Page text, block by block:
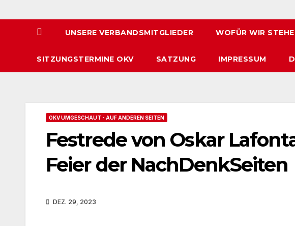
UNSERE VERBANDSMITGLIEDER WOFÜR WIR
SITZUNGSTERMINE OKV SATZUNG IMPRESSUM
OKV UMGESCHAUT - AUF ANDEREN SEITEN
Festrede von Oskar
Feier der NachDenkSeiten
DEZ. 29, 2023